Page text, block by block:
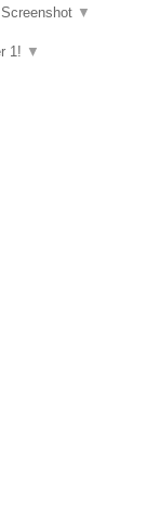
Screenshot ▼
1! ▼